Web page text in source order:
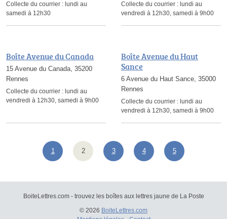
Collecte du courrier : lundi au
samedi à 12h30
Collecte du courrier : lundi au
vendredi à 12h30, samedi à 9h00
Boîte Avenue du Canada
15 Avenue du Canada, 35200
Rennes
Collecte du courrier : lundi au
vendredi à 12h30, samedi à 9h00
Boîte Avenue du Haut
Sance
6 Avenue du Haut Sance, 35000
Rennes
Collecte du courrier : lundi au
vendredi à 12h30, samedi à 9h00
1 2 3 4 5
BoiteLettres.com - trouvez les boîtes aux lettres jaune de La Poste
© 2026 BoiteLettres.com